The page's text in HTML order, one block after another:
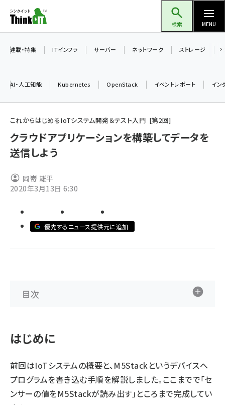
ン
ツ
検索 MENU
加藤銘のチーム貢献～仲間と築いた勝利の絆～ (2314)
iot女子会 (2279)
drupal (1955)
abc123 (1358)
連載・特集 ITインフラ サーバー ネットワーク ストレージ
AI・人工知能 Kubernetes OpenStack イベントレポート イン
これからはじめるIoTシステム開発＆テスト入門 第2回
クラウドアプリケーションを構築してデータを
送信しよう
岡嵜 雄平
2020年3月13日 6:30
優先するニュース提供元に追加
目次
はじめに
前回はIoTシステムの概要と、M5Stackというデバイスへ
プログラムを書き込む手順を解説しました。ここまでで「セ
ンサーの値をM5Stackが読み出す」ところまで完成してい